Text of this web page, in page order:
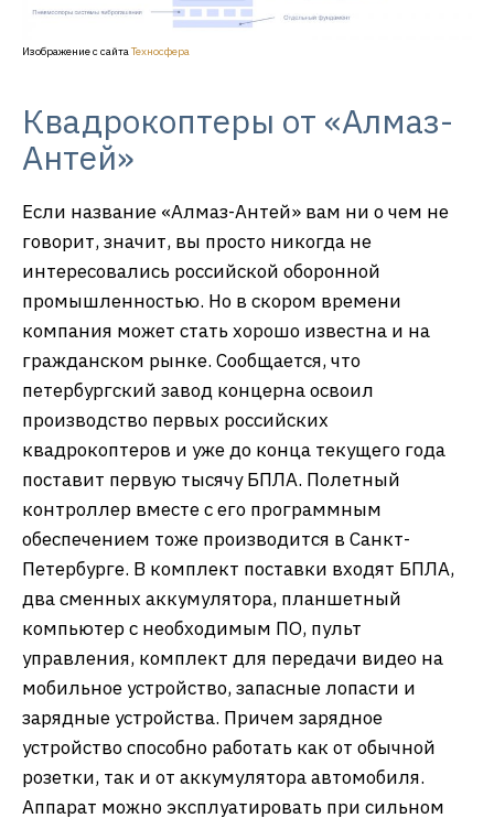
Изображение с сайтаТехносфера
Квадрокоптеры от «Алмаз-
Антей»
Если название «Алмаз-Антей» вам ни о чем не
говорит, значит, вы просто никогда не
интересовались российской оборонной
промышленностью. Но в скором времени
компания может стать хорошо известна и на
гражданском рынке. Сообщается, что
петербургский завод концерна освоил
производство первых российских
квадрокоптеров и уже до конца текущего года
поставит первую тысячу БПЛА. Полетный
контроллер вместе с его программным
обеспечением тоже производится в Санкт-
Петербурге. В комплект поставки входят БПЛА,
два сменных аккумулятора, планшетный
компьютер с необходимым ПО, пульт
управления, комплект для передачи видео на
мобильное устройство, запасные лопасти и
зарядные устройства. Причем зарядное
устройство способно работать как от обычной
розетки, так и от аккумулятора автомобиля.
Аппарат можно эксплуатировать при сильном